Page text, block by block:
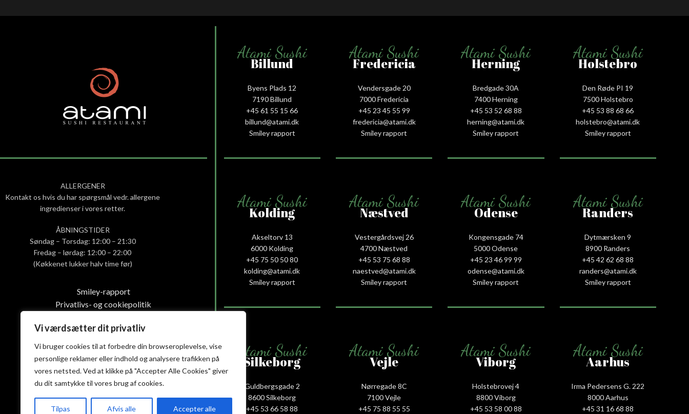
Vi værdsætter dit privatliv
Vi bruger cookies til at forbedre din browseroplevelse, vise
personlige reklamer eller indhold og analysere trafikken på
vores netsted. Ved at klikke på "Accepter Alle Cookies" giver
du dit samtykke til vores brug af cookies.
Tilpas Afvis alle Accepter alle
ALLERGENER
Kontakt os hvis du har spørgsmål vedr. allergene
ingredienser i vores retter.
ÅBNINGSTIDER
Søndag – Torsdag: 12:00 – 21:30
Fredag – lørdag: 12:00 – 22:00
(Køkkenet lukker halv time før)
Smiley-rapport
Privatlivs- og cookiepolitik
Atami Sushi
Billund
Byens Plads 12
7190 Billund
+45 61 55 15 66‬
billund@atami.dk
Smiley rapport
Atami Sushi
Fredericia
Vendersgade 20
7000 Fredericia
+45 23 45 55 99
fredericia@atami.dk
Smiley rapport
Atami Sushi
Herning
Bredgade 30A
7400 Herning
+45 53 52 68 88
herning@atami.dk
Smiley rapport
Atami Sushi
Holstebro
Den Røde PI 19
7500 Holstebro
+45 53 88 68 66
holstebro@atami.dk
Smiley rapport
Atami Sushi
Kolding
Akseltorv 13
6000 Kolding
+45 75 50 50 80
kolding@atami.dk
Smiley rapport
Atami Sushi
Næstved
Vestergårdsvej 26
4700 Næstved
+45 53 75 68 88
naestved@atami.dk
Smiley rapport
Atami Sushi
Odense
Kongensgade 74
5000 Odense
+45 23 46 99 99
odense@atami.dk
Smiley rapport
Atami Sushi
Randers
Dytmærsken 9
8900 Randers
+45 42 62 68 88
randers@atami.dk
Smiley rapport
Atami Sushi
Silkeborg
Guldbergsgade 2
8600 Silkeborg
+45 53 66 58 88
Atami Sushi
Vejle
Nørregade 8C
7100 Vejle
+45 75 88 55 55
Atami Sushi
Viborg
Holstebrovej 4
8800 Viborg
+45 53 58 00 88
Atami Sushi
Aarhus
Irma Pedersens G. 222
8000 Aarhus
+45 31 16 68 88